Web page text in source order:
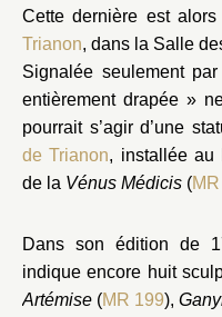
Cette dernière est
Trianon, dans la Salle
Signalée seulement
entièrement drapée »
pourrait s’agir d’une
de Trianon, installée au
de la Vénus Médicis (
Dans son édition de
indique encore huit
Artémise (MR 199),